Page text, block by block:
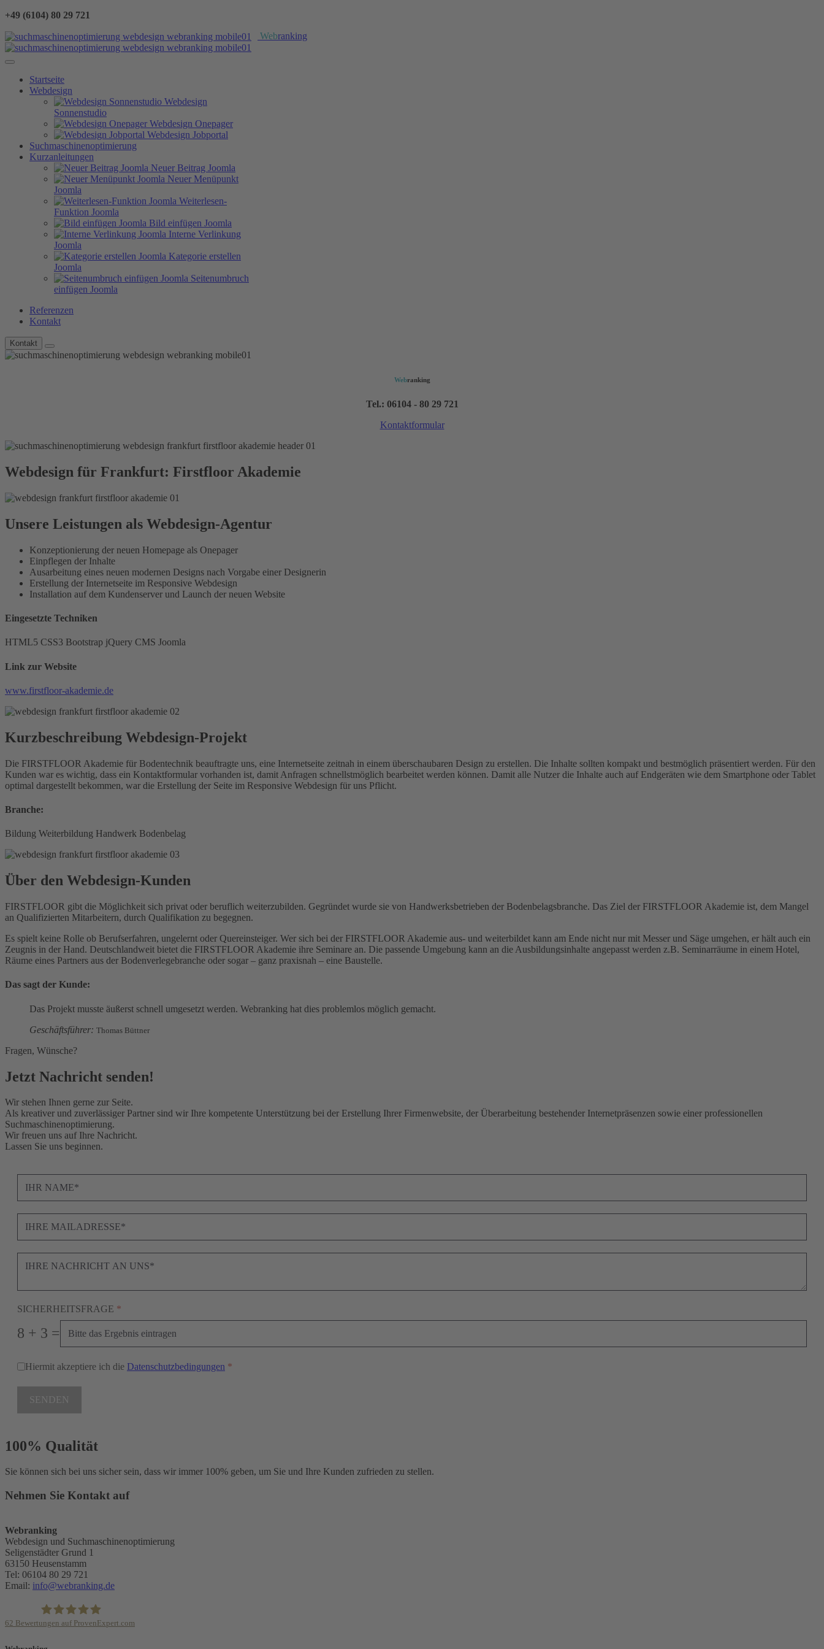
+49 (6104) 80 29 721
Webranking
Startseite
Webdesign
Webdesign
Sonnenstudio
Webdesign Onepager
Webdesign Jobportal
Suchmaschinenoptimierung
Kurzanleitungen
Neuer Beitrag Joomla
Neuer Menüpunkt
Joomla
Weiterlesen-
Funktion Joomla
Bild einfügen Joomla
Interne Verlinkung
Joomla
Kategorie erstellen
Joomla
Seitenumbruch
einfügen Joomla
Referenzen
Kontakt
Kontakt
Webranking
Tel.: 06104 - 80 29 721
Kontaktformular
Webdesign für Frankfurt: Firstfloor Akademie
Unsere Leistungen als Webdesign-Agentur
Konzeptionierung der neuen Homepage als Onepager
Einpflegen der Inhalte
Ausarbeitung eines neuen modernen Designs nach Vorgabe einer Designerin
Erstellung der Internetseite im Responsive Webdesign
Installation auf dem Kundenserver und Launch der neuen Website
Eingesetzte Techniken
HTML5 CSS3 Bootstrap jQuery CMS Joomla
Link zur Website
www.firstfloor-akademie.de
Kurzbeschreibung Webdesign-Projekt
Die FIRSTFLOOR Akademie für Bodentechnik beauftragte uns, eine Internetseite zeitnah in einem überschaubaren Design zu erstellen. Die Inhalte sollten kompakt und bestmöglich präsentiert werden. Für den
Kunden war es wichtig, dass ein Kontaktformular vorhanden ist, damit Anfragen schnellstmöglich bearbeitet werden können. Damit alle Nutzer die Inhalte auch auf Endgeräten wie dem Smartphone oder Tablet
optimal dargestellt bekommen, war die Erstellung der Seite im Responsive Webdesign für uns Pflicht.
Branche:
Bildung Weiterbildung Handwerk Bodenbelag
Über den Webdesign-Kunden
FIRSTFLOOR gibt die Möglichkeit sich privat oder beruflich weiterzubilden. Gegründet wurde sie von Handwerksbetrieben der Bodenbelagsbranche. Das Ziel der FIRSTFLOOR Akademie ist, dem Mangel
an Qualifizierten Mitarbeitern, durch Qualifikation zu begegnen.
Es spielt keine Rolle ob Berufserfahren, ungelernt oder Quereinsteiger. Wer sich bei der FIRSTFLOOR Akademie aus- und weiterbildet kann am Ende nicht nur mit Messer und Säge umgehen, er hält auch ein
Zeugnis in der Hand. Deutschlandweit bietet die FIRSTFLOOR Akademie ihre Seminare an. Die passende Umgebung kann an die Ausbildungsinhalte angepasst werden z.B. Seminarräume in einem Hotel,
Räume eines Partners aus der Bodenverlegebranche oder sogar – ganz praxisnah – eine Baustelle.
Das sagt der Kunde:
Das Projekt musste äußerst schnell umgesetzt werden. Webranking hat dies problemlos möglich gemacht.
Geschäftsführer: Thomas Büttner
Fragen, Wünsche?
Jetzt Nachricht senden!
Wir stehen Ihnen gerne zur Seite.
Als kreativer und zuverlässiger Partner sind wir Ihre kompetente Unterstützung bei der Erstellung Ihrer Firmenwebsite, der Überarbeitung bestehender Internetpräsenzen sowie einer professionellen
Suchmaschinenoptimierung.
Wir freuen uns auf Ihre Nachricht.
Lassen Sie uns beginnen.
SICHERHEITSFRAGE *
8 + 3 =
Hiermit akzeptiere ich die Datenschutzbedingungen *
SENDEN
100% Qualität
Sie können sich bei uns sicher sein, dass wir immer 100% geben, um Sie und Ihre Kunden zufrieden zu stellen.
Nehmen Sie Kontakt auf
Webranking
Webdesign und Suchmaschinenoptimierung
Seligenstädter Grund 1
63150 Heusenstamm
Tel: 06104 80 29 721
Email: info@webranking.de
Webranking - Entilsah GmbH
62 Bewertungen auf ProvenExpert.com